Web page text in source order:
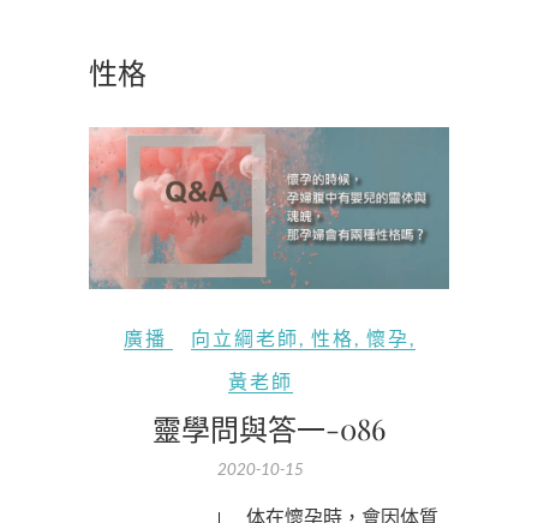
性格
廣播 向立綱老師, 性格, 懷孕,
黃老師
靈學問與答一-086
2020-10-15